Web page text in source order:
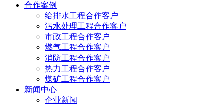
合作案例
给排水工程合作客户
污水处理工程合作客户
市政工程合作客户
燃气工程合作客户
消防工程合作客户
热力工程合作客户
煤矿工程合作客户
新闻中心
企业新闻